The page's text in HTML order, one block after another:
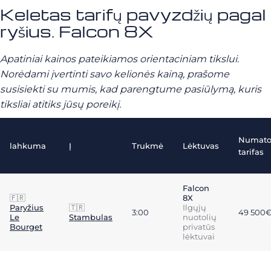
Keletas tarifų pavyzdžių pagal
ryšius. Falcon 8X
Apatiniai kainos pateikiamos orientaciniam tikslui.
Norėdami įvertinti savo kelionės kainą, prašome
susisiekti su mumis, kad parengtume pasiūlymą, kuris
tiksliai atitiks jūsų poreikį.
lahkuma Į Trukmė Lėktuvas
tarifas
🇫🇷
Paryžius
Le
Bourget
🇹🇷
Stambulas
3:00
Falcon
8X
Ilgųjų
nuotolių
privatūs
lėktuvai
49 500€